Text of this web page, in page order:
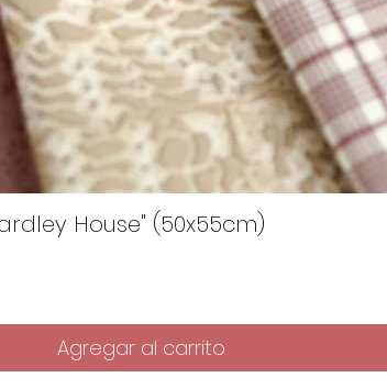
House" (50x55cm)
Agregar al carrito